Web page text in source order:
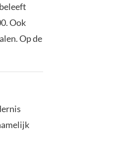
Ook
Op de